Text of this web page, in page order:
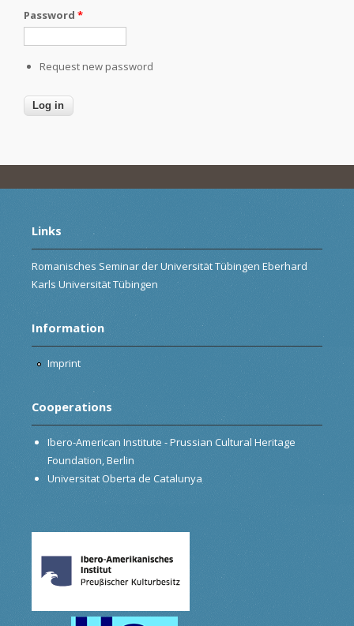
Password *
Request new password
Links
Romanisches Seminar der Universität Tübingen Eberhard
Karls Universität Tübingen
Information
Imprint
Cooperations
Ibero-American Institute - Prussian Cultural Heritage
Foundation, Berlin
Universitat Oberta de Catalunya